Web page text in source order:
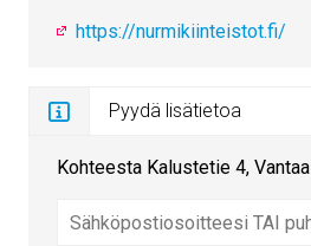
https://nurmikiinteistot.fi/
Pyydä lisätietoa
Kohteesta Kalustetie 4, Vantaa